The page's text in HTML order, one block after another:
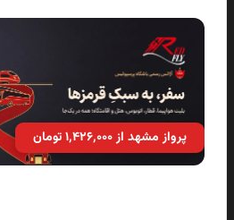
پرواز مشهد از ۱٬۴۲۶٬۰۰۰ تومان